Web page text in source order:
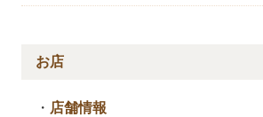
お店
・ 店舗情報